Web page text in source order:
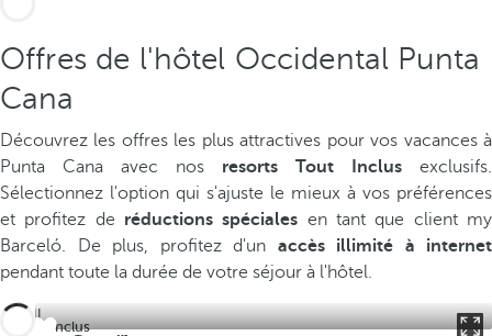
Offres de l'hôtel Occidental Punta
Cana
Découvrez les offres les plus attractives pour vos vacances à
Punta Cana avec nos resorts Tout Inclus exclusifs.
Sélectionnez l'option qui s'ajuste le mieux à vos préférences
et profitez de réductions spéciales en tant que client my
Barceló. De plus, profitez d'un accès illimité à internet
pendant toute la durée de votre séjour à l'hôtel.
Tout Inclus